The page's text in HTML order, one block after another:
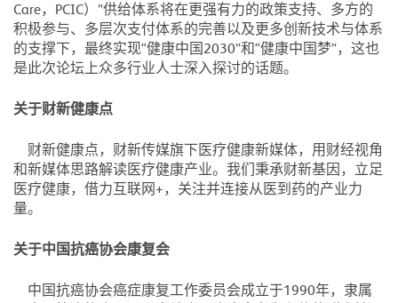
Care，PCIC）”供给体系将在更强有力的政策支持、多方的
积极参与、多层次支付体系的完善以及更多创新技术与体系
的支撑下，最终实现“健康中国2030”和“健康中国梦”，这也
是此次论坛上众多行业人士深入探讨的话题。
关于财新健康点
财新健康点，财新传媒旗下医疗健康新媒体，用财经视角
和新媒体思路解读医疗健康产业。我们秉承财新基因，立足
医疗健康，借力互联网+，关注并连接从医到药的产业力
量。
关于中国抗癌协会康复会
中国抗癌协会癌症康复工作委员会成立于1990年，隶属